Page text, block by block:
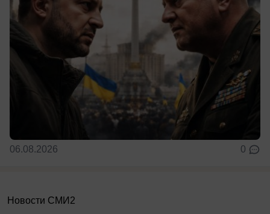
06.08.2026 0
Новости СМИ2